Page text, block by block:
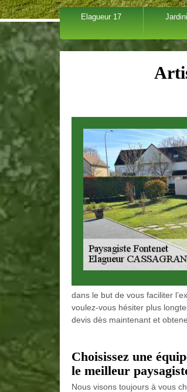
Elagueur 17
dans le but de vous faciliter
voulez-vous hésiter plus
devis dès maintenant et
Choisissez une
le meilleur
Nous visons toujours à vous